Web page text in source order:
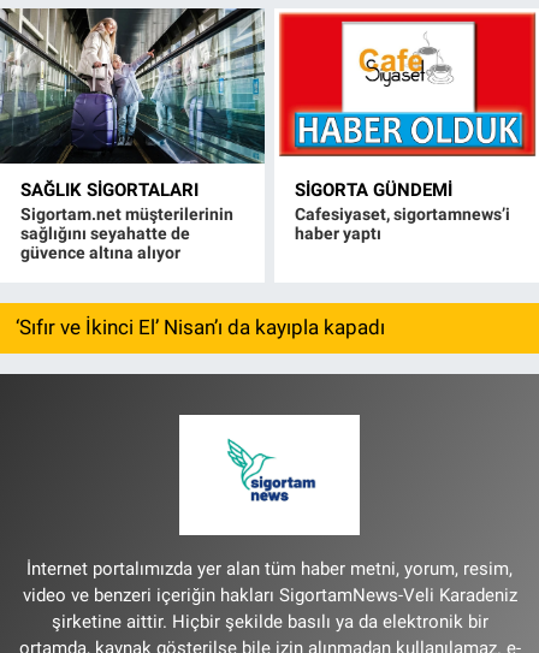
SAĞLIK SIGORTALARI
Sigortam.net müşterilerinin
sağlığını seyahatte de
güvence altına alıyor
SIGORTA GÜNDEMI
Cafesiyaset, sigortamnews’i
haber yaptı
‘Sıfır ve İkinci El’ Nisan’ı da kayıpla kapadı
İnternet portalımızda yer alan tüm haber metni, yorum, resim,
video ve benzeri içeriğin hakları SigortamNews-Veli Karadeniz
şirketine aittir. Hiçbir şekilde basılı ya da elektronik bir
ortamda, kaynak gösterilse bile izin alınmadan kullanılamaz. e-